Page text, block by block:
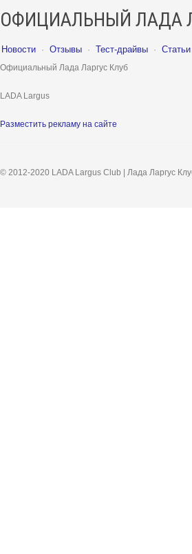
ОФИЦИАЛЬНЫЙ ЛАДА
Новости · Отзывы · Тест-драйвы · Статьи
Официальный Лада Ларгус Клуб
LADA Largus
Разместить рекламу на сайте
© 2012-2020 LADA Largus Club | Лада Ларгус